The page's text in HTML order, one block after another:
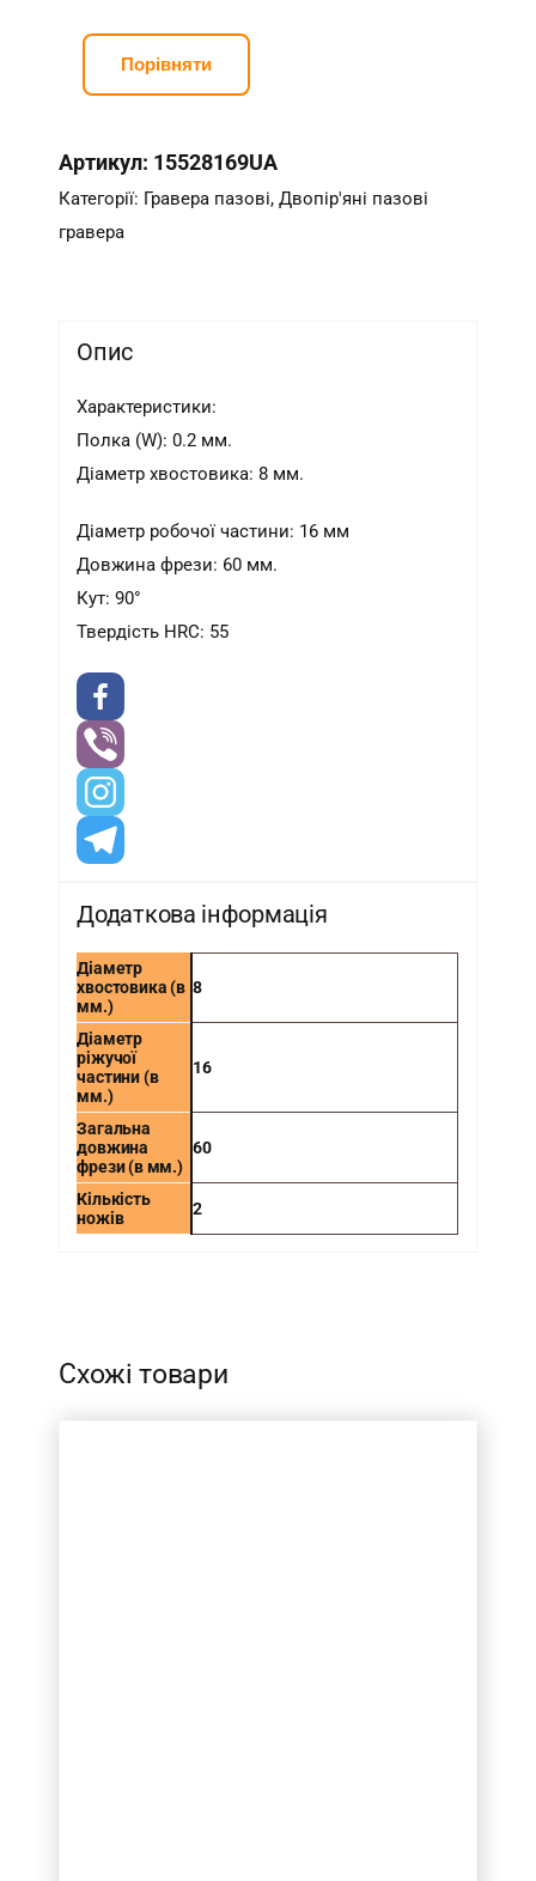
W0.2
D8*d16*90°
кількість
Порівняти
Артикул: 15528169UA
Категорії: Гравера пазові,Двопір'яні пазові
гравера
Опис
Характеристики:
Полка (W): 0.2 мм.
Діаметр хвостовика: 8 мм.
Діаметр робочої частини: 16 мм
Довжина фрези: 60 мм.
Кут: 90°
Твердість HRC: 55
Додаткова інформація
Діаметр
хвостовика (в
мм.)
8
Діаметр
ріжучої
частини (в
мм.)
16
Загальна
довжина
фрези (в мм.)
60
Кількість
ножів
2
Схожі товари